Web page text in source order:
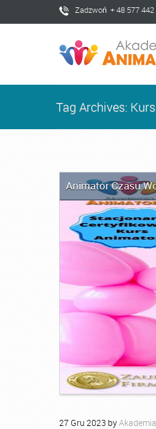
Zadzwoń + 48 577 442
Tag Archives:
Animator Czasu
27 Gru 2023 by